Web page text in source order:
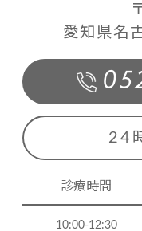
愛知県名
24
診療時間
10:00-12:30